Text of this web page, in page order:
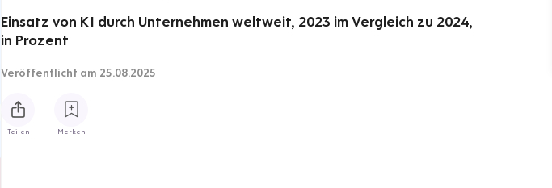
Einsatz von KI durch Unternehmen weltweit, 2023 im Vergleich zu 2024,
in Prozent
Veröffentlicht am 25.08.2025
Teilen Merken